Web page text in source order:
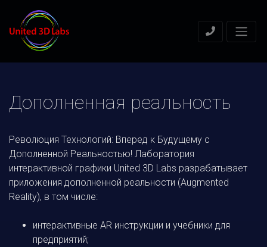
Дополненная реальность
Революция Технологий: Вперед к Будущему с
Дополненной Реальностью! Лаборатория
интерактивной графики United 3D Labs разрабатывает
приложения дополненной реальности (Augmented
Reality), в том числе:
интерактивные AR инструкции и учебники для
предприятий;